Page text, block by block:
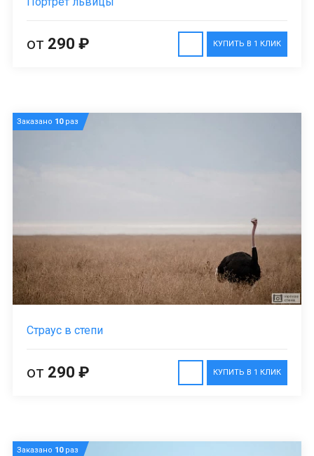
КУПИТЬ В 1 КЛИК
от 290 ₽
Заказано 10раз
Страус в степи
КУПИТЬ В 1 КЛИК
от 290 ₽
Заказано 10раз